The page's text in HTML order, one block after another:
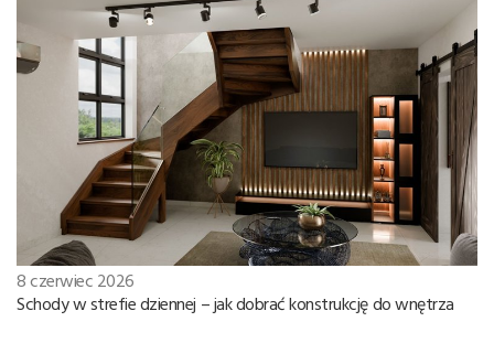
8 czerwiec 2026
Schody w strefie dziennej – jak dobrać konstrukcję do wnętrza